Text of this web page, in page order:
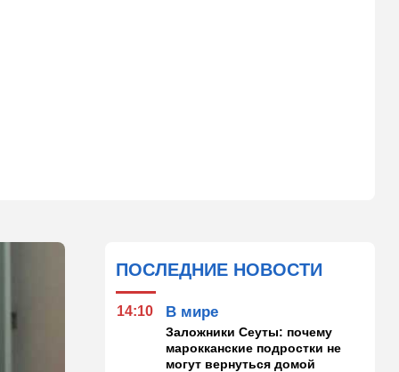
ПОСЛЕДНИЕ НОВОСТИ
14:10 В мире
Заложники Сеуты: почему
марокканские подростки не
могут вернуться домой